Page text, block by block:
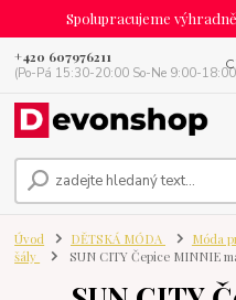
Spolupracujeme
+420 607976211
(Po-Pá 15:30-20:00 So-Ne 9:00-
Úvod DĚTSKÁ MÓDA Móda
šály
SUN CITY Čepice MINNIE